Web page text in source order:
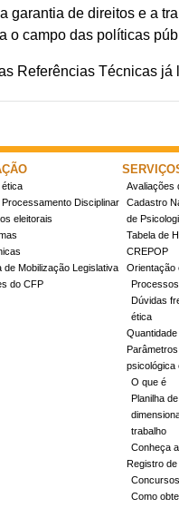
garantia de direitos e a
o campo das políticas
Referências Técnicas
ética
Processamento Disciplinar
eleitorais
de Mobilização Legislativa
do CFP
Avaliações
Cadastro
de
Tabela de
CREPOP
Orientação
Dúvidas
ética
psicológica
O que é
Planilha
trabalho
Conheça
Registro
Concursos
Como